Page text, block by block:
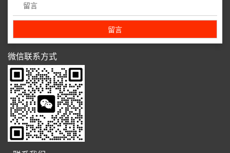
微信联系方式